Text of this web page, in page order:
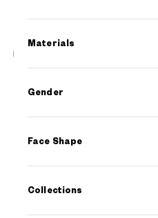
Materials
Gender
Face Shape
Collections